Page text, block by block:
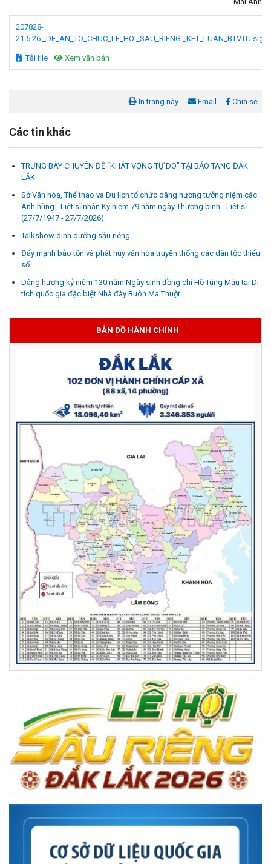
207828-
Tải file Xem văn bản
In trang này Email Chia sẻ
Các tin khác
TRƯNG BÀY CHUYÊN ĐỀ “KHÁT VỌNG TỰ DO” TẠI BẢO TÀNG ĐẮK
LẮK
Sở Văn hóa, Thể thao và Du lịch tổ chức dâng hương tưởng niệm các
Anh hùng - Liệt sĩ nhân Kỷ niệm 79 năm ngày Thương binh - Liệt sĩ
(27/7/1947 - 27/7/2026)
Talkshow dinh dưỡng sầu riêng
Đẩy mạnh bảo tồn và phát huy văn hóa truyền thống các dân tộc thiểu
số
Dâng hương kỷ niệm 130 năm Ngày sinh đồng chí Hồ Tùng Mậu tại Di
tích quốc gia đặc biệt Nhà đày Buôn Ma Thuột
BẢN ĐỒ HÀNH CHÍNH